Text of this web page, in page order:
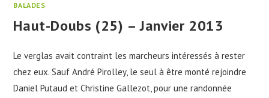
BALADES
Haut-Doubs (25) – Janvier 2013
Le verglas avait contraint les marcheurs intéressés à rester
chez eux. Sauf André Pirolley, le seul à être monté rejoindre
Daniel Putaud et Christine Gallezot, pour une randonnée